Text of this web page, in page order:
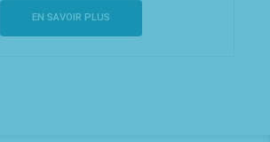
EN SAVOIR PLUS